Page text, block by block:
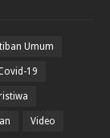
Umum
19
Video